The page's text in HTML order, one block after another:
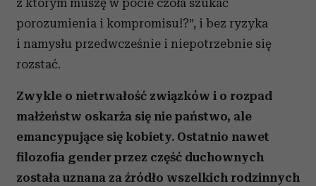
z którym muszę w pocie czoła szukać
porozumienia i kompromisu!?”, i bez ryzyka
i namysłu przedwcześnie i niepotrzebnie się
rozstać.
Zwykle o nietrwałość związków i o rozpad
małżeństw oskarża się nie państwo, ale
emancypujące się kobiety. Ostatnio nawet
filozofia gender przez część duchownych
została uznana za źródło wszelkich rodzinnych